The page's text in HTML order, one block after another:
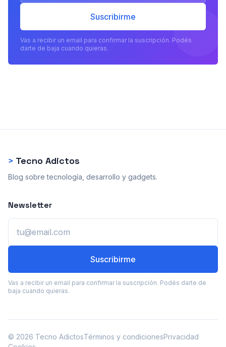
Suscribirme
Vas a recibir un email para confirmar la suscripción. Podés
darte de baja cuando quieras.
> Tecno Adictos
Blog sobre tecnología, desarrollo y gadgets.
Newsletter
Suscribirme
Vas a recibir un email para confirmar la suscripción. Podés darte de
baja cuando quieras.
© 2026 Tecno AdictosTérminos y condicionesPrivacidad